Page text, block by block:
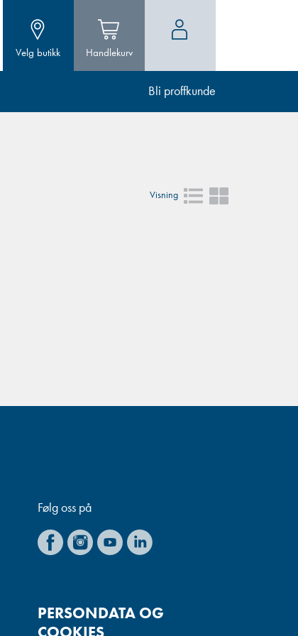
Velg butikk Handlekurv
Bli proffkunde
Visning
Følg oss på
PERSONDATA OG